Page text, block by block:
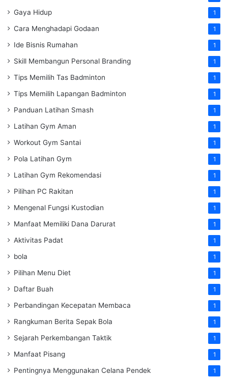
Gaya Hidup 1
Cara Menghadapi Godaan 1
Ide Bisnis Rumahan 1
Skill Membangun Personal Branding 1
Tips Memilih Tas Badminton 1
Tips Memilih Lapangan Badminton 1
Panduan Latihan Smash 1
Latihan Gym Aman 1
Workout Gym Santai 1
Pola Latihan Gym 1
Latihan Gym Rekomendasi 1
Pilihan PC Rakitan 1
Mengenal Fungsi Kustodian 1
Manfaat Memiliki Dana Darurat 1
Aktivitas Padat 1
bola 1
Pilihan Menu Diet 1
Daftar Buah 1
Perbandingan Kecepatan Membaca 1
Rangkuman Berita Sepak Bola 1
Sejarah Perkembangan Taktik 1
Manfaat Pisang 1
Pentingnya Menggunakan Celana Pendek 1